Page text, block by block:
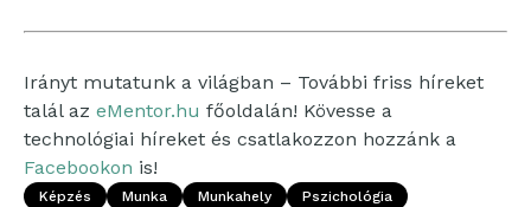
Irányt mutatunk a világban – További friss híreket
talál az eMentor.hu főoldalán! Kövesse a
technológiai híreket és csatlakozzon hozzánk a
Facebookon is!
Képzés Munka Munkahely Pszichológia